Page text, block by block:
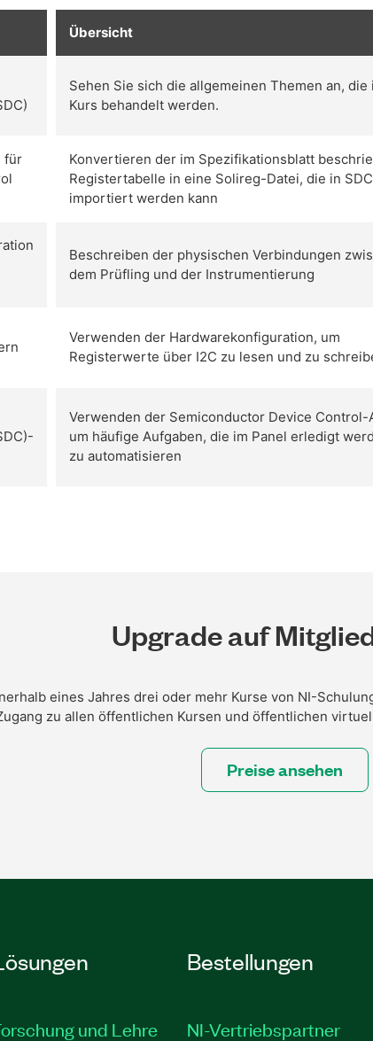
Übersicht
Sehen Sie sich die allgemeinen Themen an, die
Kurs behandelt werden.
für
Konvertieren der im Spezifikationsblatt
Registertabelle in eine Solireg-Datei, die in SDC
importiert werden kann
Beschreiben der physischen Verbindungen
dem Prüfling und der Instrumentierung
Verwenden der Hardwarekonfiguration, um
Registerwerte über I2C zu lesen und zu
Verwenden der Semiconductor Device Control-
um häufige Aufgaben, die im Panel erledigt
zu automatisieren
Upgrade auf
eines Jahres drei oder mehr Kurse von NI-
zu allen öffentlichen Kursen und öffentlichen
Preise ansehen
und Lehre
Bestellungen
NI-Vertriebspartner